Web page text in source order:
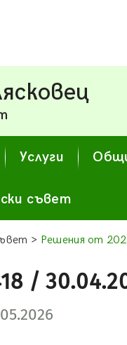
Услуги
съвет
> Решения от
/